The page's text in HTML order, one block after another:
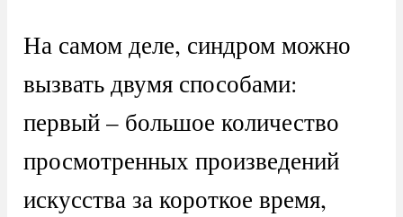
На самом деле, синдром можно
вызвать двумя способами:
первый – большое количество
просмотренных произведений
искусства за короткое время,